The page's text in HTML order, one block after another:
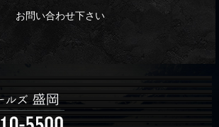
お問い合わせ下さい